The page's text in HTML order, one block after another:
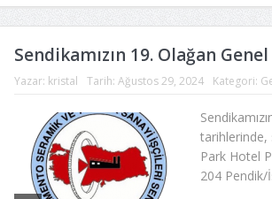
Sendikamızın 19. Olağan
Yazar: kristal Tarih: Ağustos 29, 2024 Kategori:
tarihlerinde,
Park Hotel
204 Pendik/